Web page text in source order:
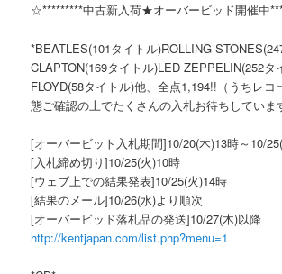
☆*********中古新入荷★オーバービッド開催中
*BEATLES(101タイトル)ROLLING
CLAPTON(169タイトル)LED ZEPPELIN(252タ
FLOYD(58タイトル)他、全点1,194!!（うちレコ
態ご確認の上でたくさんの入札お待ちしていま
[オーバービット入札期間]10/20(木)13時～10/
[入札締め切り]10/25(火)10時
[ウェブ上での結果発表]10/25(火)14時
[結果のメール]10/26(水)より順次
[オーバービッド落札品の発送]10/27(木)以降
http://kentjapan.com/list.php?menu=1